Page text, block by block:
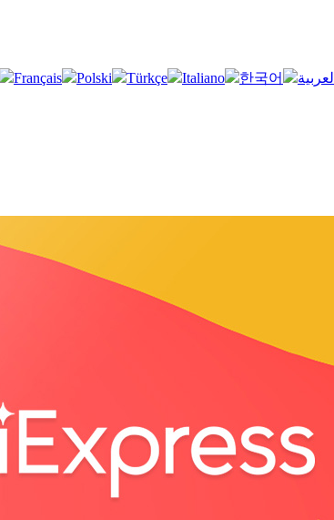
Français Polski Türkçe Italiano 한국어 العربية